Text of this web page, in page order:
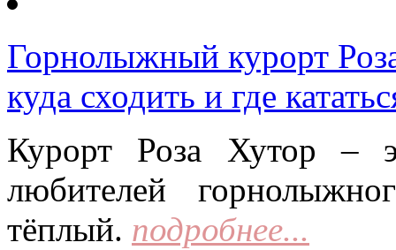
Горнолыжный курорт
куда сходить и где
Курорт Роза Хутор –
любителей
тёплый. подробнее...